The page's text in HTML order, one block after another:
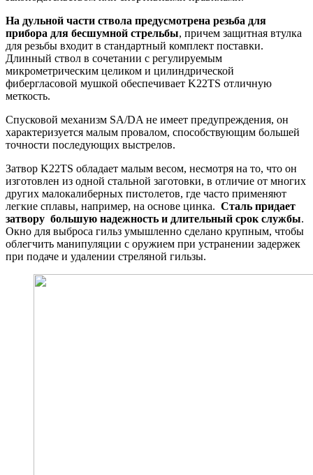
На дульной части ствола предусмотрена резьба для
прибора для бесшумной стрельбы, причем защитная втулка
для резьбы входит в стандартный комплект поставки.
Длинный ствол в сочетании с регулируемым
микрометрическим целиком и цилиндрической
фибергласовой мушкой обеспечивает K22TS отличную
меткость.
Спусковой механизм SA/DA не имеет предупреждения, он
характеризуется малым провалом, способствующим большей
точности последующих выстрелов.
Затвор K22TS обладает малым весом, несмотря на то, что он
изготовлен ​​из одной стальной заготовки, в отличие от многих
других малокалиберных пистолетов, где часто применяют
легкие сплавы, например, на основе цинка. Сталь придает
затвору большую надежность и длительный срок службы.
Окно для выброса гильз умышленно сделано крупным, чтобы
облегчить манипуляции с оружием при устранении задержек
при подаче и удалении стреляной гильзы.